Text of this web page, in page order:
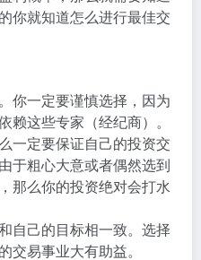
你就知道怎么进行最佳交
你一定要谨慎选择，因为
赖这些专家（经纪商）。
一定要保证自己的投资交
于粗心大意或者偶然选到
那么你的投资绝对会打水
自己的目标相一致。选择
交易事业大有助益。